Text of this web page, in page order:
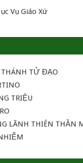
Vụ Giáo Xứ
THÁNH TỬ ĐẠO
TRIỆU
LÃNH THIÊN THẦN